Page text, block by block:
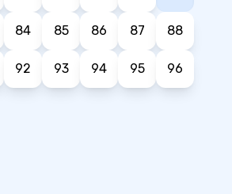
84 85 86 87 88
92 93 94 95 96